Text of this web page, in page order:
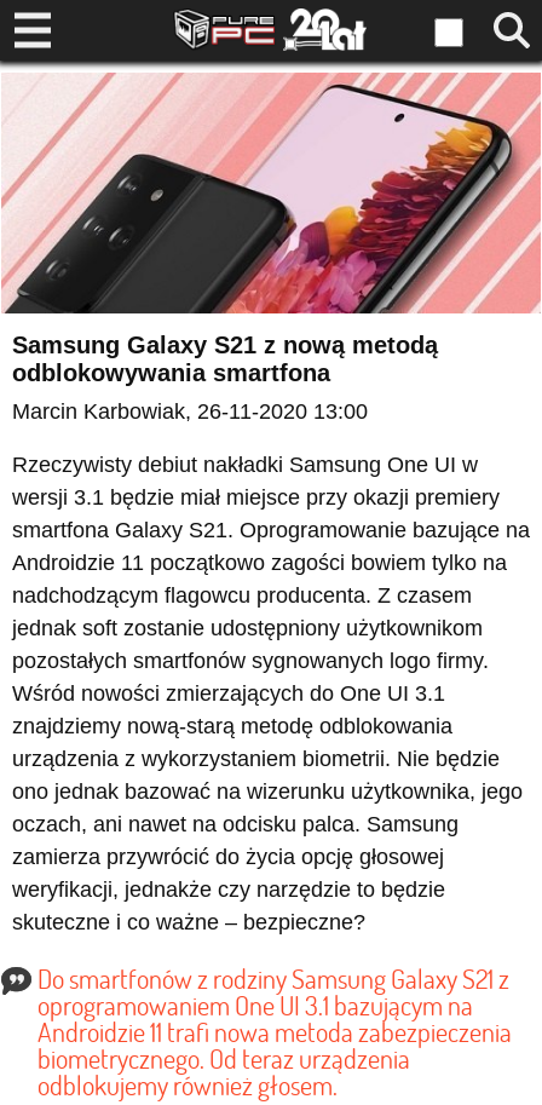
Samsung Galaxy S21 z nową metodą
odblokowywania smartfona
Marcin Karbowiak, 26-11-2020 13:00
Rzeczywisty debiut nakładki Samsung One UI w
wersji 3.1 będzie miał miejsce przy okazji premiery
smartfona Galaxy S21. Oprogramowanie bazujące na
Androidzie 11 początkowo zagości bowiem tylko na
nadchodzącym flagowcu producenta. Z czasem
jednak soft zostanie udostępniony użytkownikom
pozostałych smartfonów sygnowanych logo firmy.
Wśród nowości zmierzających do One UI 3.1
znajdziemy nową-starą metodę odblokowania
urządzenia z wykorzystaniem biometrii. Nie będzie
ono jednak bazować na wizerunku użytkownika, jego
oczach, ani nawet na odcisku palca. Samsung
zamierza przywrócić do życia opcję głosowej
weryfikacji, jednakże czy narzędzie to będzie
skuteczne i co ważne – bezpieczne?
Do smartfonów z rodziny Samsung Galaxy S21 z
oprogramowaniem One UI 3.1 bazującym na
Androidzie 11 trafi nowa metoda zabezpieczenia
biometrycznego. Od teraz urządzenia
odblokujemy również głosem.